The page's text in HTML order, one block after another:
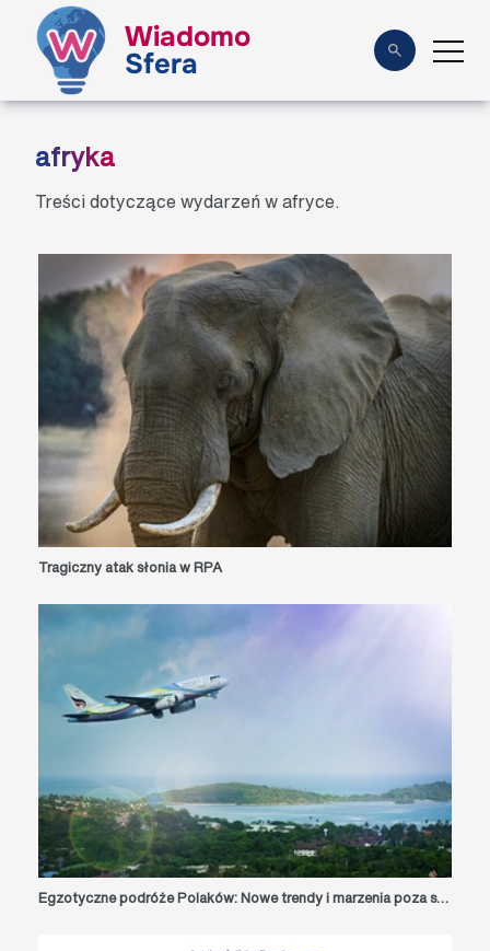
Wiadomo
Sfera
afryka
Treści dotyczące wydarzeń w afryce.
Tragiczny atak słonia w RPA
Egzotyczne podróże Polaków: Nowe trendy i marzenia poza sezonem